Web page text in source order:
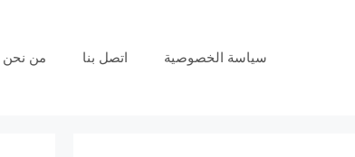
سياسة الخصوصية اتصل بنا من نحن